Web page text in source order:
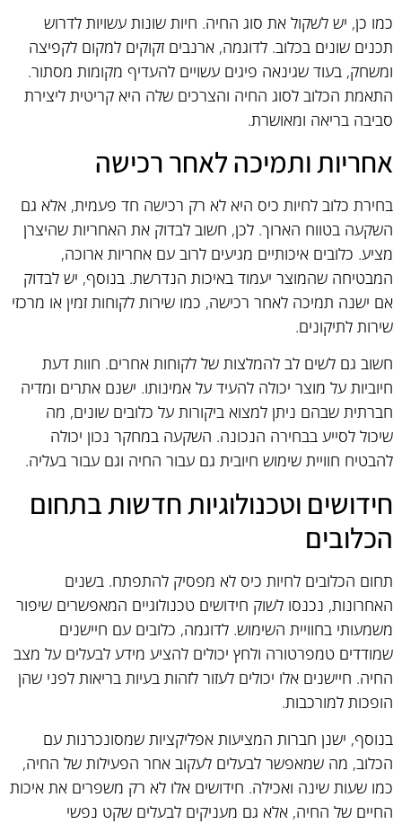
כמו כן, יש לשקול את סוג החיה. חיות שונות עשויות לדרוש
תכנים שונים בכלוב. לדוגמה, ארנבים זקוקים למקום לקפיצה
ומשחק, בעוד שגינאה פיגים עשויים להעדיף מקומות מסתור.
התאמת הכלוב לסוג החיה והצרכים שלה היא קריטית ליצירת
סביבה בריאה ומאושרת.
אחריות ותמיכה לאחר רכישה
בחירת כלוב לחיות כיס היא לא רק רכישה חד פעמית, אלא גם
השקעה בטווח הארוך. לכן, חשוב לבדוק את האחריות שהיצרן
מציע. כלובים איכותיים מגיעים לרוב עם אחריות ארוכה,
המבטיחה שהמוצר יעמוד באיכות הנדרשת. בנוסף, יש לבדוק
אם ישנה תמיכה לאחר רכישה, כמו שירות לקוחות זמין או מרכזי
שירות לתיקונים.
חשוב גם לשים לב להמלצות של לקוחות אחרים. חוות דעת
חיוביות על מוצר יכולה להעיד על אמינותו. ישנם אתרים ומדיה
חברתית שבהם ניתן למצוא ביקורות על כלובים שונים, מה
שיכול לסייע בבחירה הנכונה. השקעה במחקר נכון יכולה
להבטיח חוויית שימוש חיובית גם עבור החיה וגם עבור בעליה.
חידושים וטכנולוגיות חדשות בתחום
הכלובים
תחום הכלובים לחיות כיס לא מפסיק להתפתח. בשנים
האחרונות, נכנסו לשוק חידושים טכנולוגיים המאפשרים שיפור
משמעותי בחוויית השימוש. לדוגמה, כלובים עם חיישנים
שמודדים טמפרטורה ולחץ יכולים להציע מידע לבעלים על מצב
החיה. חיישנים אלו יכולים לעזור לזהות בעיות בריאות לפני שהן
הופכות למורכבות.
בנוסף, ישנן חברות המציעות אפליקציות שמסונכרנות עם
הכלוב, מה שמאפשר לבעלים לעקוב אחר הפעילות של החיה,
כמו שעות שינה ואכילה. חידושים אלו לא רק משפרים את איכות
החיים של החיה, אלא גם מעניקים לבעלים שקט נפשי